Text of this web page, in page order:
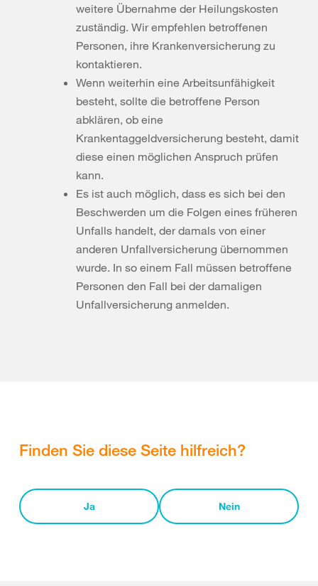
weitere Übernahme der Heilungskosten
zuständig. Wir empfehlen betroffenen
Personen, ihre Krankenversicherung zu
kontaktieren.
Wenn weiterhin eine Arbeitsunfähigkeit
besteht, sollte die betroffene Person
abklären, ob eine
Krankentaggeldversicherung besteht, damit
diese einen möglichen Anspruch prüfen
kann.
Es ist auch möglich, dass es sich bei den
Beschwerden um die Folgen eines früheren
Unfalls handelt, der damals von einer
anderen Unfallversicherung übernommen
wurde. In so einem Fall müssen betroffene
Personen den Fall bei der damaligen
Unfallversicherung anmelden.
Finden Sie diese Seite hilfreich?
Ja Nein